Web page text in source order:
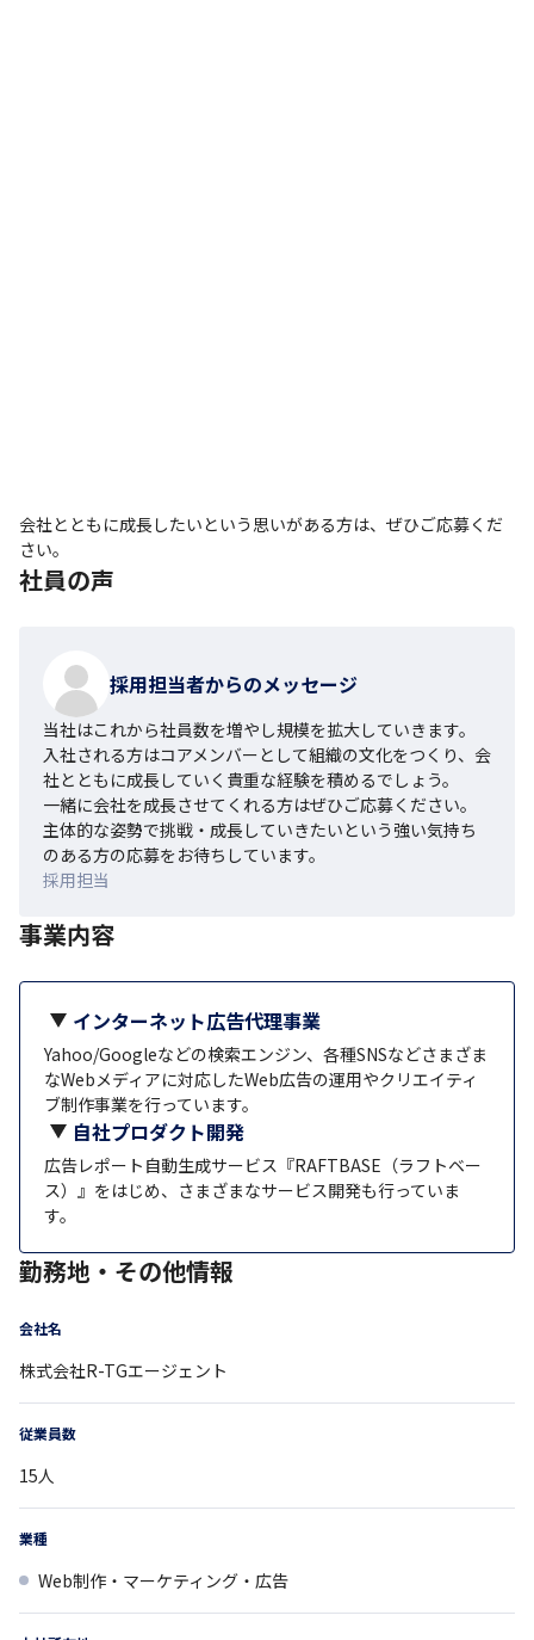
会社とともに成長したいという思いがある方は、ぜひご応募くだ
さい。
社員の声
採用担当者からのメッセージ
当社はこれから社員数を増やし規模を拡大していきます。
入社される方はコアメンバーとして組織の文化をつくり、会
社とともに成長していく貴重な経験を積めるでしょう。
一緒に会社を成長させてくれる方はぜひご応募ください。
主体的な姿勢で挑戦・成長していきたいという強い気持ち
のある方の応募をお待ちしています。
採用担当
事業内容
インターネット広告代理事業
Yahoo/Googleなどの検索エンジン、各種SNSなどさまざま
なWebメディアに対応したWeb広告の運用やクリエイティ
ブ制作事業を行っています。
自社プロダクト開発
広告レポート自動生成サービス『RAFTBASE（ラフトベー
ス）』をはじめ、さまざまなサービス開発も行っていま
す。
勤務地・その他情報
会社名
株式会社R-TGエージェント
従業員数
15人
業種
Web制作・マーケティング・広告